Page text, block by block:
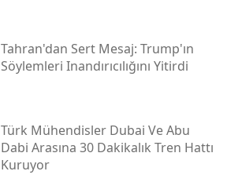
Tahran'dan Sert Mesaj: Trump'ın
Söylemleri Inandırıcılığını Yitirdi
Türk Mühendisler Dubai Ve Abu
Dabi Arasına 30 Dakikalık Tren Hattı
Kuruyor